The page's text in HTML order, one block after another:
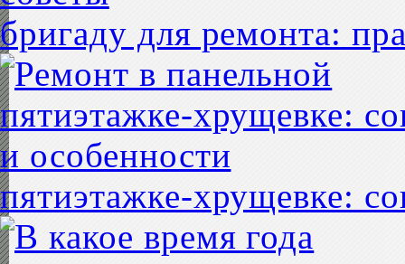
бригаду для ремонта:
пятиэтажке-хрущевке: